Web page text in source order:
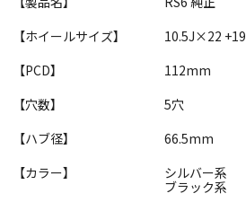
【ホイールサイズ】
10.5J×22 +19
【PCD】
112mm
【穴数】
5穴
【ハブ径】
66.5mm
【カラー】
シルバー系
ブラック系